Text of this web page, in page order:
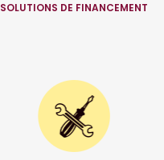
SOLUTIONS DE FINANCEMENT